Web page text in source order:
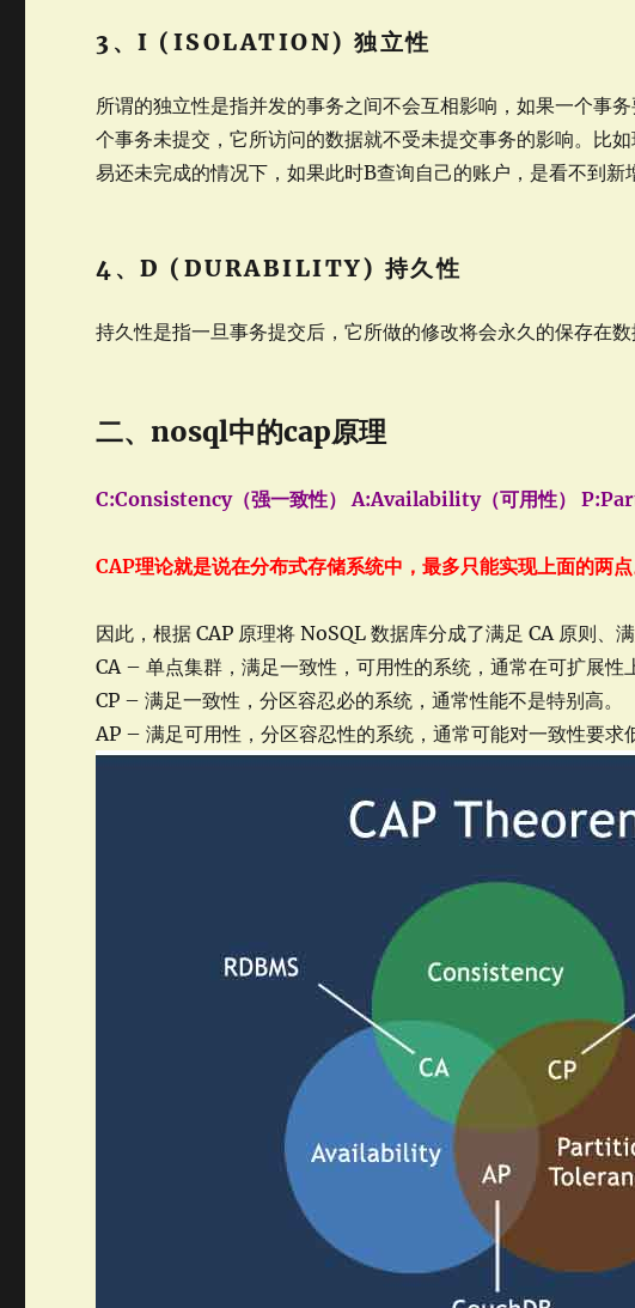
3、I (ISOLATION) 独立性
所谓的独立性是指并发的事务之间不会互相影响，如果一个事
个事务未提交，它所访问的数据就不受未提交事务的影响。比
易还未完成的情况下，如果此时B查询自己的账户，是看不到新
4、D (DURABILITY) 持久性
持久性是指一旦事务提交后，它所做的修改将会永久的保存在
二、nosql中的cap原理
C:Consistency（强一致性） A:Availability（可用性）
CAP理论就是说在分布式存储系统中，最多只能实现上面的两点
因此，根据 CAP 原理将 NoSQL 数据库分成了满足 CA 原则、
CA – 单点集群，满足一致性，可用性的系统，通常在可扩展性
CP – 满足一致性，分区容忍必的系统，通常性能不是特别高。
AP – 满足可用性，分区容忍性的系统，通常可能对一致性要求